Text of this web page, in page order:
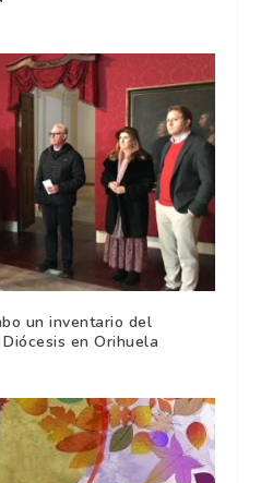
un inventario del
en Orihuela